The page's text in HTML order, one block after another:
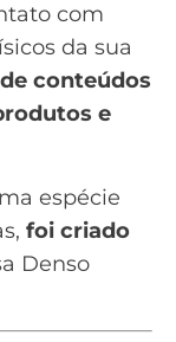
com
da sua
conteúdos
e
espécie
foi criado
Denso